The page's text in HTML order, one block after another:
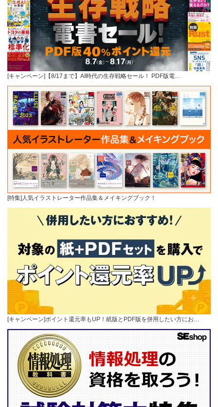
[キャンペーン]【8/17まで】AI時代の生存戦略セール！ PDF版電…
[特集]人気イラストレーター作品集＆メイキングブック！
[キャンペーン]ポイント還元率もUP！紙版とPDF版を併用したい方にお…